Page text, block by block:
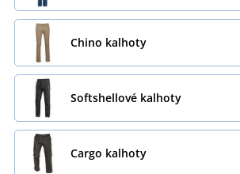
Chino kalhoty
Softshellové kalhoty
Cargo kalhoty